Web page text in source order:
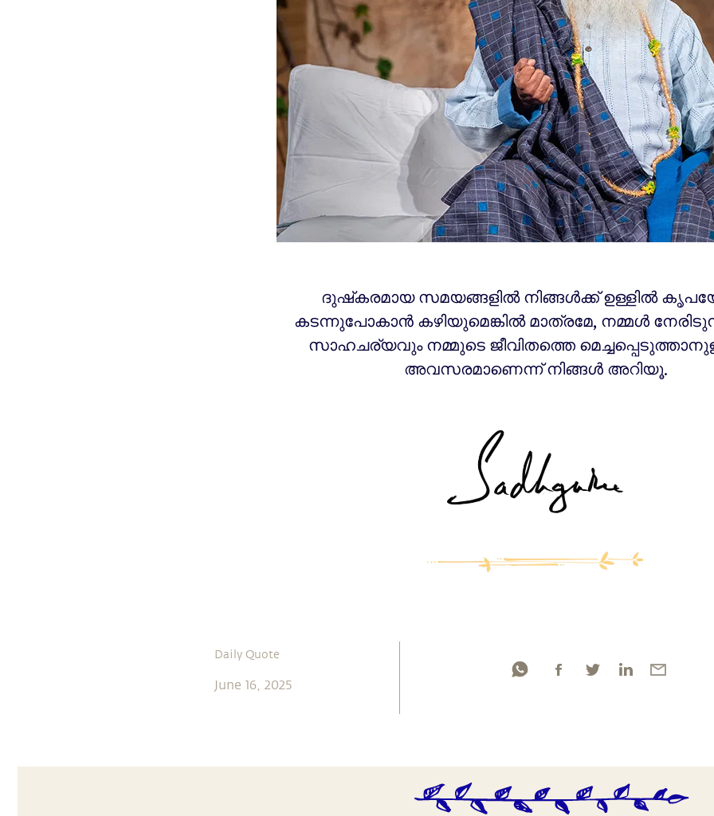
ദുഷ്‌കരമായ സമയങ്ങളിൽ നിങ്ങൾക്ക് ഉള്ളിൽ
കടന്നുപോകാൻ കഴിയുമെങ്കിൽ മാത്രമേ, നമ്മൾ
സാഹചര്യവും നമ്മുടെ ജീവിതത്തെ
അവസരമാണെന്ന് നിങ്ങൾ അറിയൂ.
Daily Quote
June 16, 2025